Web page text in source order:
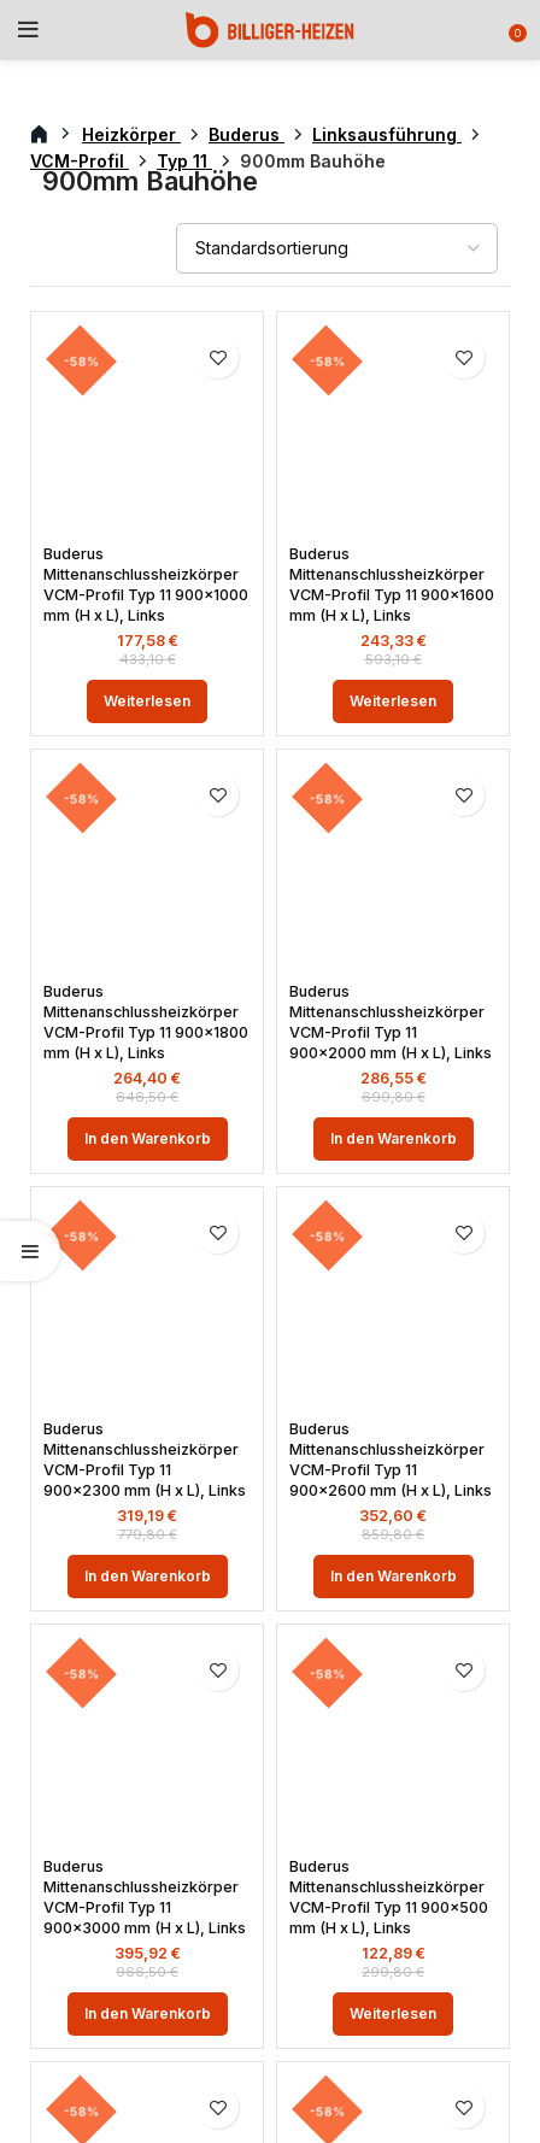
0
Heizkörper Buderus
Linksausführung
VCM-Profil
Typ 11 900mm Bauhöhe
900mm Bauhöhe
-58%
Buderus
Mittenanschlussheizkörper
VCM-Profil Typ 11 900×1000
mm (H x L), Links
433,10€
177,58 €
Weiterlesen
-58%
Buderus
Mittenanschlussheizkörper
VCM-Profil Typ 11 900×1600
mm (H x L), Links
593,10€
243,33 €
Weiterlesen
-58%
Buderus
Mittenanschlussheizkörper
VCM-Profil Typ 11 900×1800
mm (H x L), Links
646,50€
264,40 €
In den Warenkorb
-58%
Buderus
Mittenanschlussheizkörper
VCM-Profil Typ 11
900×2000 mm (H x L), Links
699,80€
286,55 €
In den Warenkorb
-58%
Buderus
Mittenanschlussheizkörper
VCM-Profil Typ 11
900×2300 mm (H x L), Links
779,80€
319,19 €
In den Warenkorb
-58%
Buderus
Mittenanschlussheizkörper
VCM-Profil Typ 11
900×2600 mm (H x L), Links
859,80€
352,60 €
In den Warenkorb
-58%
Buderus
Mittenanschlussheizkörper
VCM-Profil Typ 11
900×3000 mm (H x L), Links
966,50€
395,92 €
In den Warenkorb
-58%
Buderus
Mittenanschlussheizkörper
VCM-Profil Typ 11 900×500
mm (H x L), Links
299,80€
122,89 €
Weiterlesen
-58% -58%